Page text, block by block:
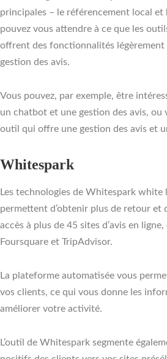
principales – le référencement local et
pouvez vous attendre à ce que les
offrent des fonctionnalités légèrement
gestion des avis.
Vous pouvez, par exemple, être
un chatbot et une gestion des avis, ou
outil qui offre une gestion des avis et
Whitespark
Les technologies de Whitespark white
permettent d’obtenir plus de retour et
accès à plus de 45 sites d’avis en
Foursquare et TripAdvisor.
La plateforme automatisée vous
vos clients, ce qui vous donne les
améliorer votre activité.
L’outil de Whitespark segmente